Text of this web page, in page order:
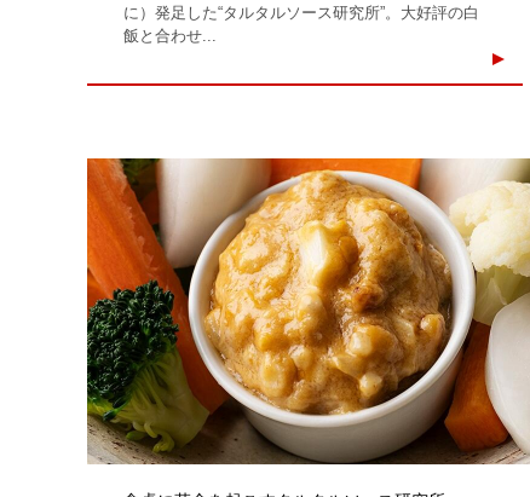
に）発足した“タルタルソース研究所”。大好評の白
飯と合わせ...